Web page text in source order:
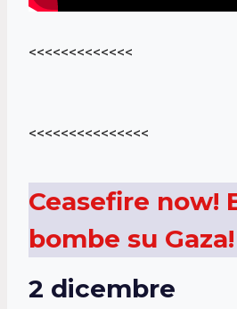
<<<<<<<<<<<<<
<<<<<<<<<<<<<<<
Ceasefire now!
bombe su Gaza!
2 dicembre